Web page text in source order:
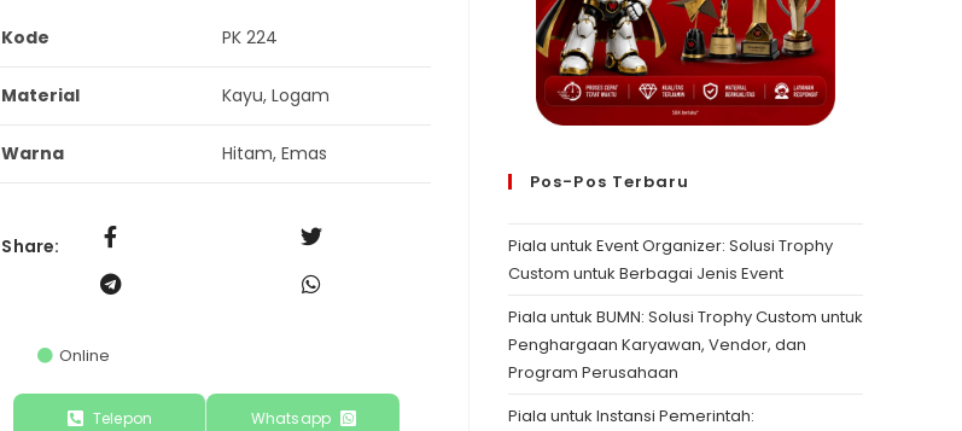
Kode PK 224
Material Kayu, Logam
Warna Hitam, Emas
Share:
Online
Telepon Whatsapp
Pos-Pos Terbaru
Piala untuk Event Organizer: Solusi Trophy
Custom untuk Berbagai Jenis Event
Piala untuk BUMN: Solusi Trophy Custom untuk
Penghargaan Karyawan, Vendor, dan
Program Perusahaan
Piala untuk Instansi Pemerintah: